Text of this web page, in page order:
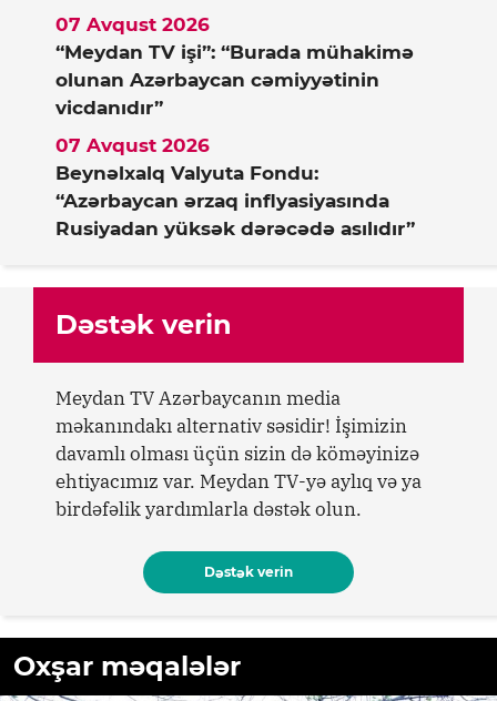
“Meydan TV işi”: “Burada mühakimə
olunan Azərbaycan cəmiyyətinin
vicdanıdır”
07 Avqust 2026
Beynəlxalq Valyuta Fondu:
“Azərbaycan ərzaq inflyasiyasında
Rusiyadan yüksək dərəcədə asılıdır”
07 Avqust 2026
Dəstək verin
Meydan TV Azərbaycanın media
məkanındakı alternativ səsidir! İşimizin
davamlı olması üçün sizin də köməyinizə
ehtiyacımız var. Meydan TV-yə aylıq və ya
birdəfəlik yardımlarla dəstək olun.
Dəstək verin
Oxşar məqalələr